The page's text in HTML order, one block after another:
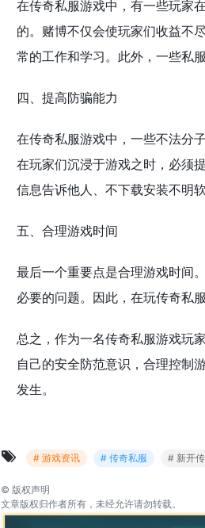
在传奇私服游戏中，有一些玩家
的。赌博不仅会使玩家们收益不
常的工作和学习。此外，一些私
四、提高防骗能力
在传奇私服游戏中，一些不法分
在玩家们沉浸于游戏之时，必须
信息告诉他人、不下载安装不明
五、合理游戏时间
最后一个重要点是合理游戏时间
必要的问题。因此，在玩传奇私
总之，作为一名传奇私服游戏玩
自己的安全防范意识，合理控制
发生。
# 游戏资讯 # 传奇私服 # 新开
© 版权声明
文章版权归作者所有，未经允许请勿转载。